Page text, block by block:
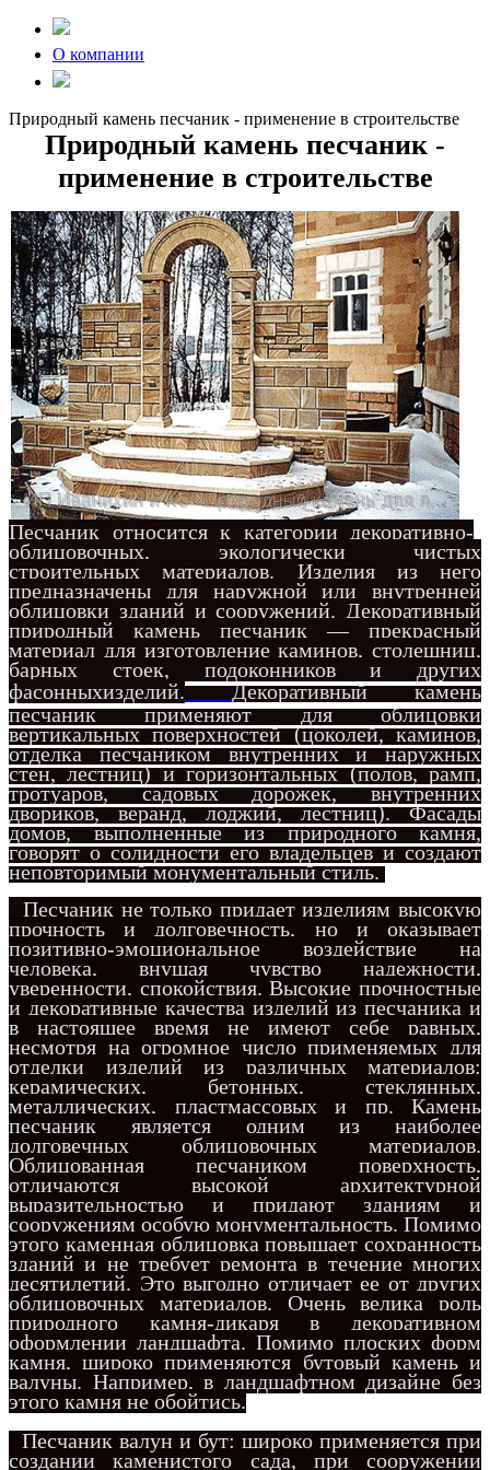
О компании
Природный камень песчаник - применение в строительстве
Природный камень песчаник -
применение в строительстве
Песчаник относится к категории декоративно-
облицовочных, экологически чистых
строительных материалов. Изделия из него
предназначены для наружной или внутренней
облицовки зданий и сооружений. Декоративный
природный камень песчаник — прекрасный
материал для изготовление каминов, столешниц,
барных стоек, подоконников и других
фасонныхизделий.
Декоративный камень
песчаник применяют для облицовки
вертикальных поверхностей (цоколей, каминов,
отделка песчаником внутренних и наружных
стен, лестниц) и горизонтальных (полов, рамп,
тротуаров, садовых дорожек, внутренних
двориков, веранд, лоджий, лестниц). Фасады
домов, выполненные из природного камня,
говорят о солидности его владельцев и создают
неповторимый монументальный стиль.
Песчаник не только придает изделиям высокую
прочность и долговечность, но и оказывает
позитивно-эмоциональное воздействие на
человека, внушая чувство надежности,
уверенности, спокойствия. Высокие прочностные
и декоративные качества изделий из песчаника и
в настоящее время не имеют себе равных,
несмотря на огромное число применяемых для
отделки изделий из различных материалов:
керамических, бетонных, стеклянных,
металлических, пластмассовых и пр. Камень
песчаник является одним из наиболее
долговечных облицовочных материалов.
Облицованная песчаником поверхность,
отличаются высокой архитектурной
выразительностью и придают зданиям и
сооружениям особую монументальность. Помимо
этого каменная облицовка повышает сохранность
зданий и не требует ремонта в течение многих
десятилетий. Это выгодно отличает ее от других
облицовочных материалов. Очень велика роль
природного камня-дикаря в декоративном
оформлении ландшафта. Помимо плоских форм
камня, широко применяются бутовый камень и
валуны. Например, в ландшафтном дизайне без
этого камня не обойтись.
Песчаник валун и бут: широко применяется при
создании каменистого сада, при сооружении